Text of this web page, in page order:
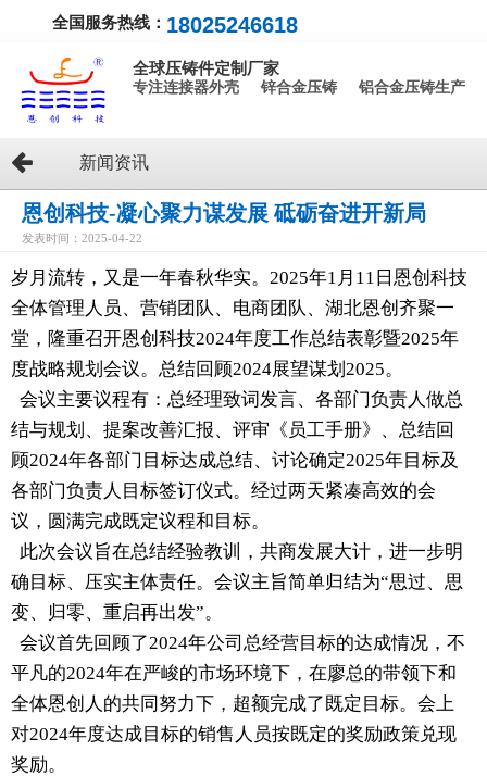
全国服务热线： 18025246618
全球压铸件定制厂家
专注连接器外壳 锌合金压铸 铝合金压铸生产
新闻资讯
恩创科技-凝心聚力谋发展 砥砺奋进开新局
发表时间：2025-04-22
岁月流转，又是一年春秋华实。2025年1月11日恩创科技
全体管理人员、营销团队、电商团队、湖北恩创齐聚一
堂，隆重召开恩创科技2024年度工作总结表彰暨2025年
度战略规划会议。总结回顾2024展望谋划2025。
会议主要议程有：总经理致词发言、各部门负责人做总
结与规划、提案改善汇报、评审《员工手册》、总结回
顾2024年各部门目标达成总结、讨论确定2025年目标及
各部门负责人目标签订仪式。经过两天紧凑高效的会
议，圆满完成既定议程和目标。
此次会议旨在总结经验教训，共商发展大计，进一步明
确目标、压实主体责任。会议主旨简单归结为“思过、思
变、归零、重启再出发”。
会议首先回顾了2024年公司总经营目标的达成情况，不
平凡的2024年在严峻的市场环境下，在廖总的带领下和
全体恩创人的共同努力下，超额完成了既定目标。会上
对2024年度达成目标的销售人员按既定的奖励政策兑现
奖励。